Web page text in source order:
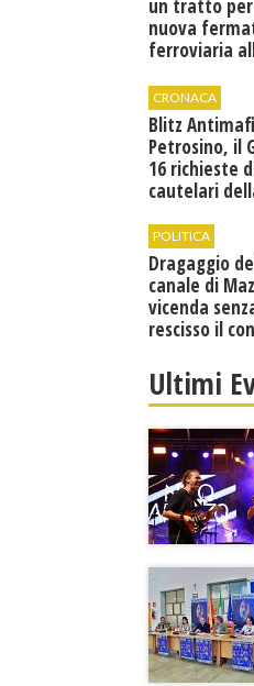
un tratto
nuova
ferroviaria
CRONACA
Blitz
Petrosino, il
16 richieste
cautelari
POLITICA
Dragaggio
canale di
vicenda
rescisso il
Ultimi